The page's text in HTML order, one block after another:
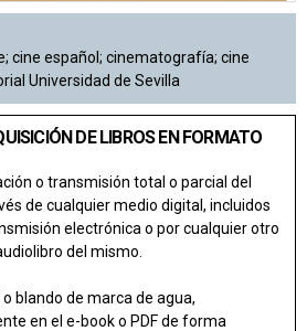
cine español; cinematografía; cine
Universidad de Sevilla
DE LIBROS EN FORMATO
o transmisión total o parcial del
de cualquier medio digital, incluidos
electrónica o por cualquier otro
del mismo.
blando de marca de agua,
en el e-book o PDF de forma